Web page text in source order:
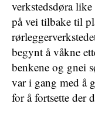
verkstedsdøra
på vei tilbake til
begynt å våkne
benkene og gnei
var i gang med å
for å fortsette der